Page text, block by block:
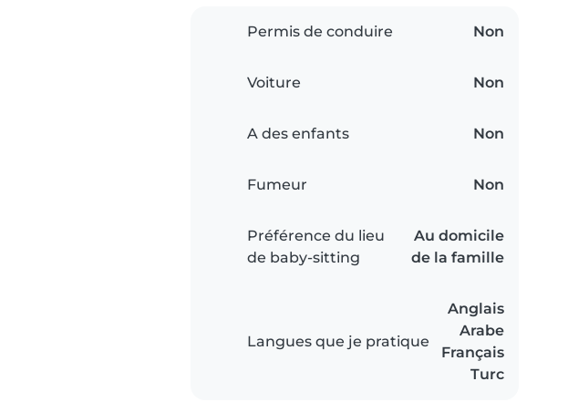
Permis de conduire Non
Voiture Non
A des enfants Non
Fumeur Non
Préférence du lieu
de baby-sitting
Au domicile
de la famille
Langues que je pratique
Anglais
Arabe
Français
Turc